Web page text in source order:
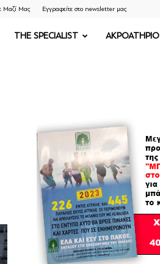
Μαζί Μας Εγγραφείτε στο newsletter μας
THE SPECIALIST ΑΚΡΟΑΤΗΡΙΟ